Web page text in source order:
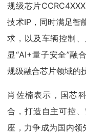
规级芯片
技术IP，同时满足智
求，以及车辆控制
显“AI+量子安全”融
规级融合芯片领域的
肖佐楠表示，国芯
合，打造自主可控
座，力争成为国内